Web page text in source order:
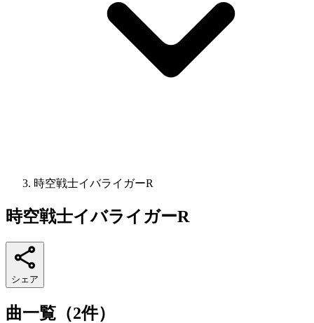
時空戦士イバライガーR
時空戦士イバライガーR
シェア
曲一覧（2件）